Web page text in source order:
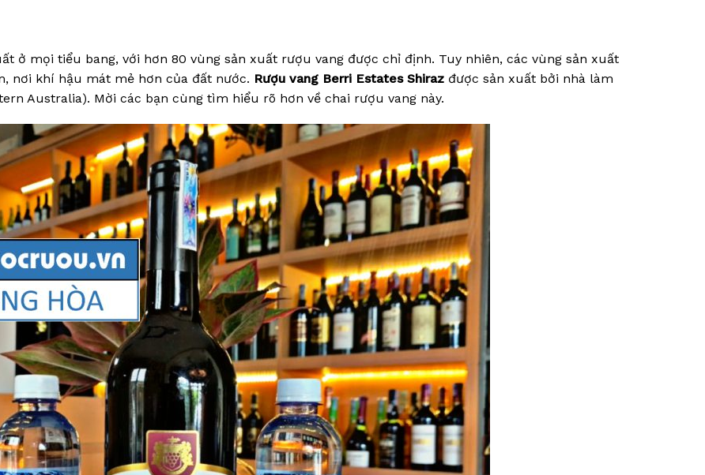
ở mọi tiểu bang, với hơn 80 vùng sản xuất rượu vang được chỉ định. Tuy nhiên, các vùng sản xuất
nơi khí hậu mát mẻ hơn của đất nước. Rượu vang Berri Estates Shiraz được sản xuất bởi nhà làm
Australia). Mời các bạn cùng tìm hiểu rõ hơn về chai rượu vang này.